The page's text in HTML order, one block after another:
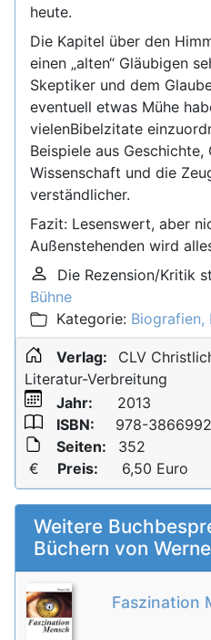
heute.
Die Kapitel über den
einen „alten“ Gläubigen
Skeptiker und dem
eventuell etwas Mühe
vielenBibelzitate
Beispiele aus
Wissenschaft und die
verständlicher.
Fazit: Lesenswert, aber
Außenstehenden wird
Die Rezension/Kritik
Bühne
Kategorie: Biografien,
Verlag:
CLV
Literatur-Verbreitung
Jahr:
2013
ISBN:
978-
Seiten:
352
€ Preis: 6,50 Euro
Weitere
Büchern von
Faszination